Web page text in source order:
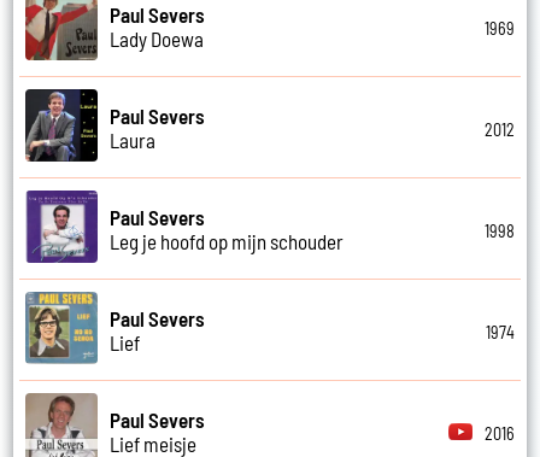
Paul Severs
Lady Doewa
1969
Paul Severs
Laura
2012
Paul Severs
Leg je hoofd op mijn schouder
1998
Paul Severs
Lief
1974
Paul Severs
Lief meisje
2016